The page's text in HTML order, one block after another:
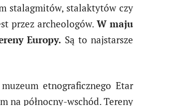
stalagmitów, stalaktytów czy
przez archeologów. W maju
Europy. Są to najstarsze
etnograficznego Etar
na północny-wschód. Tereny